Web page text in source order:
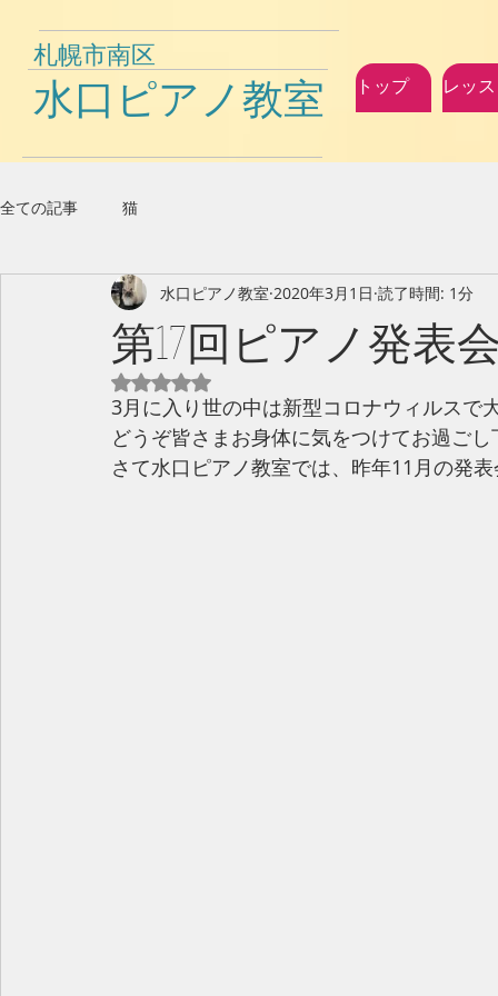
札幌市南区
水口ピアノ教室 トップ レッ
全ての記事 猫
第17回ピアノ発表会
水口ピアノ教室 2020年3月1日 読了時間: 1分
5つ星のうちNaNと評価されています。
3月に入り世の中は新型コロナウィルスで
どうぞ皆さまお身体に気をつけてお過ごし
さて水口ピアノ教室では、昨年11月の発